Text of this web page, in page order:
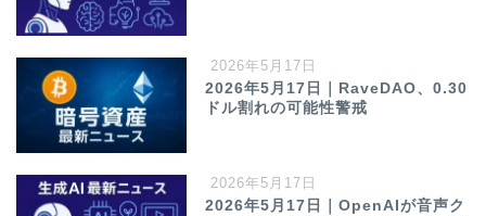
2026年5月17日
2026年5月17日｜RaveDAO、0.30
ドル割れの可能性警戒
2026年5月17日
2026年5月17日｜OpenAIが音声ク